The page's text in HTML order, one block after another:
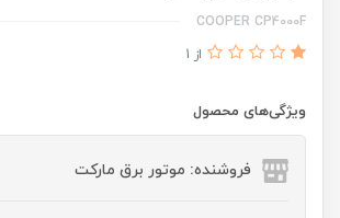
COOPER CP4000F
از 1
ویژگی‌های محصول
فروشنده: موتور برق مارکت